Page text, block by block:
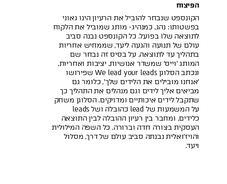
הפיצוח
הקונספט שנבחר להוביל את הרעיון הינו גאוני
בפשטותו: נהג, כמנהיג- מותג שמוביל את הלקוח
לתוצאה שלו בפועל. כל הקונספט נבנה סביב
עולם של תנועה והגעה ליעד, שממחיש אחריות
בתהליך עד לתוצאה. על בסיס זה נבחר שם
המותג 'וייס' שמשדר אנושיות, יציבות ואחריות,
ונכתב הסלוגן We lead your leads שפירושו
'אנחנו מובילים את הלידים שלך', כלומר גם
מביאים אליך לידים וגם מנהלים את התהליך כך
שתקבל לידים איכותיים ומדויקים. הסלוגן משחק
על המשמעות של lead כהובלה ושל leads
כלידים, ומחבר בין רעיון ההובלה לבין התוצאה
העסקית בצורה חדה וברורה. כל השפה המילולית
והויז'ואלית נבנתה סביב עולם של דרך, מסלול
ויעד.